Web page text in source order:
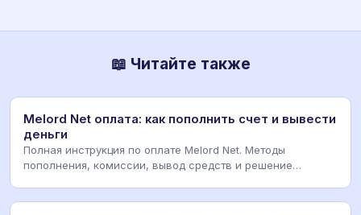
📖 Читайте также
Melord Net оплата: как пополнить счет и вывести
деньги
Полная инструкция по оплате Melord Net. Методы
пополнения, комиссии, вывод средств и решение